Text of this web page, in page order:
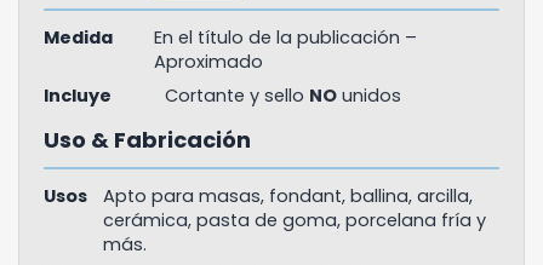
Medida
En el título de la publicación –
Aproximado
Incluye
Cortante y sello NO unidos
Uso & Fabricación
Usos
Apto para masas, fondant, ballina, arcilla,
cerámica, pasta de goma, porcelana fría y
más.